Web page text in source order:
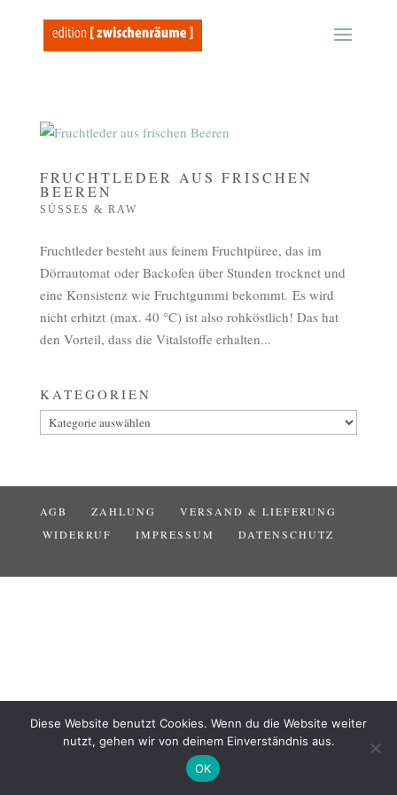
FRUCHTLEDER AUS FRISCHEN
BEEREN
SÜSSES & RAW
Fruchtleder besteht aus feinem Fruchtpüree, das im
Dörrautomat oder Backofen über Stunden trocknet und
eine Konsistenz wie Fruchtgummi bekommt. Es wird
nicht erhitzt (max. 40 °C) ist also rohköstlich! Das hat
den Vorteil, dass die Vitalstoffe erhalten...
KATEGORIEN
Kategorien
AGB ZAHLUNG
VERSAND & LIEFERUNG
WIDERRUF
IMPRESSUM DATENSCHUTZ
Diese Website benutzt Cookies. Wenn du die Website weiter
nutzt, gehen wir von deinem Einverständnis aus.
OK